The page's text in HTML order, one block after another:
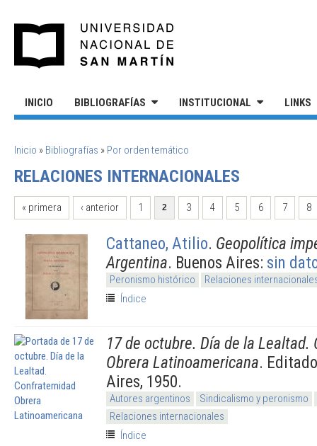
INICIO BIBLIOGRAFÍAS INSTITUCIONAL LINKS
SE ENCUENTRA USTED AQUÍ
Inicio » Bibliografías » Por orden temático
RELACIONES INTERNACIONALES
PÁGINAS
« primera ‹ anterior 1 2 3 4 5 6 7 8
Cattaneo, Atilio. Geopolítica
Argentina. Buenos Aires: sin
Peronismo histórico
Relaciones
Índice
17 de octubre. Día de la Lealtad.
Obrera Latinoamericana.
Aires, 1950.
Autores argentinos
Sindicalismo y peronismo
Relaciones internacionales
Índice